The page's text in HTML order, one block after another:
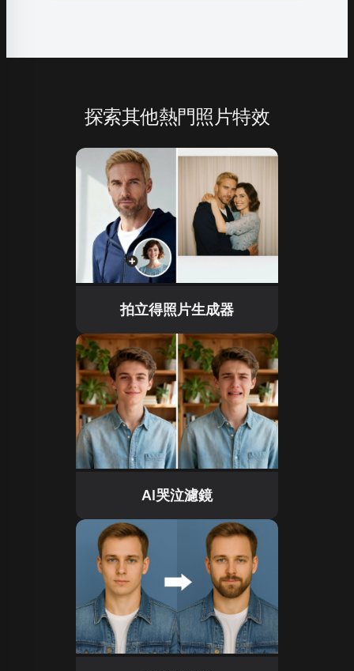
探索其他熱門照片特效
拍立得照片生成器
AI哭泣濾鏡